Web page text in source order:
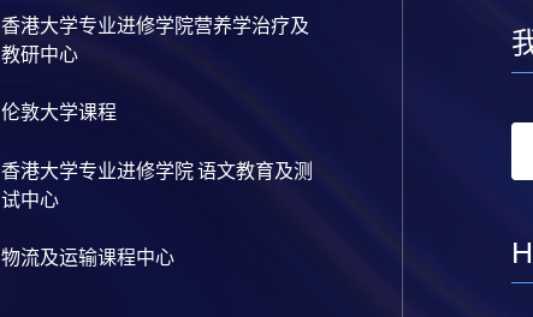
香港大学专业进修学院营养学治疗及
教研中心
伦敦大学课程
香港大学专业进修学院 语文教育及测
试中心
物流及运输课程中心